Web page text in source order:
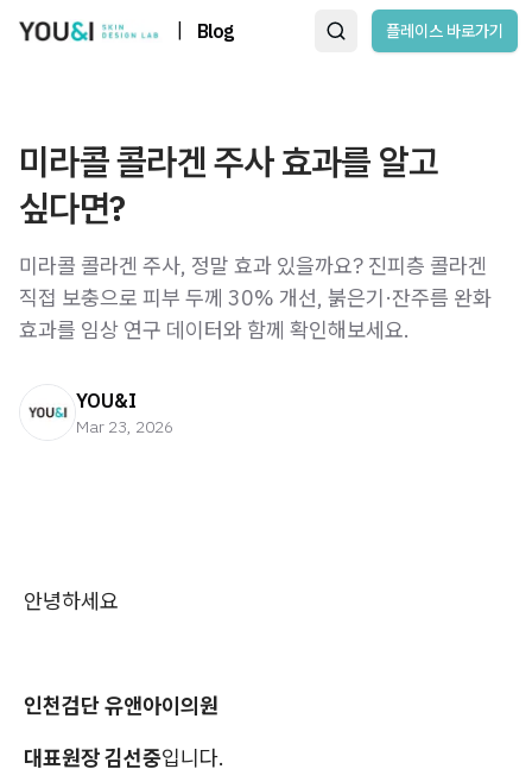
Blog 플레이스 바로가기
미라콜 콜라겐 주사 효과를 알고
싶다면?
미라콜 콜라겐 주사, 정말 효과 있을까요? 진피층 콜라겐
직접 보충으로 피부 두께 30% 개선, 붉은기·잔주름 완화
효과를 임상 연구 데이터와 함께 확인해보세요.
YOU&I
Mar 23, 2026
안녕하세요
인천검단 유앤아이의원
대표원장 김선중입니다.